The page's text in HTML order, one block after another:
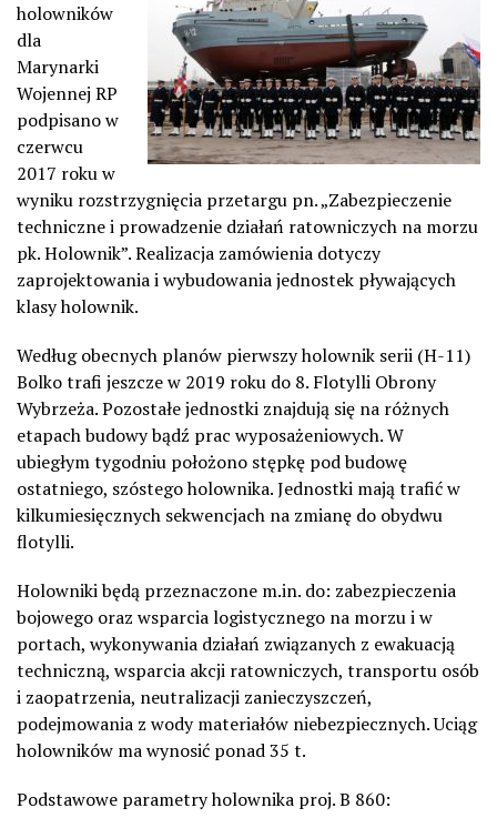
holowników
dla
Marynarki
Wojennej RP
podpisano w
czerwcu
2017 roku w
wyniku rozstrzygnięcia przetargu pn. „Zabezpieczenie
techniczne i prowadzenie działań ratowniczych na morzu
pk. Holownik”. Realizacja zamówienia dotyczy
zaprojektowania i wybudowania jednostek pływających
klasy holownik.
Według obecnych planów pierwszy holownik serii (H-11)
Bolko trafi jeszcze w 2019 roku do 8. Flotylli Obrony
Wybrzeża. Pozostałe jednostki znajdują się na różnych
etapach budowy bądź prac wyposażeniowych. W
ubiegłym tygodniu położono stępkę pod budowę
ostatniego, szóstego holownika. Jednostki mają trafić w
kilkumiesięcznych sekwencjach na zmianę do obydwu
flotylli.
Holowniki będą przeznaczone m.in. do: zabezpieczenia
bojowego oraz wsparcia logistycznego na morzu i w
portach, wykonywania działań związanych z ewakuacją
techniczną, wsparcia akcji ratowniczych, transportu osób
i zaopatrzenia, neutralizacji zanieczyszczeń,
podejmowania z wody materiałów niebezpiecznych. Uciąg
holowników ma wynosić ponad 35 t.
Podstawowe parametry holownika proj. B 860: